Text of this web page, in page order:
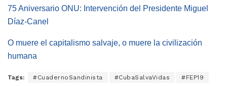
75 Aniversario ONU: Intervención del Presidente Miguel
Díaz-Canel
O muere el capitalismo salvaje, o muere la civilización
humana
Tags: #CuadernoSandinista #CubaSalvaVidas #FEP19